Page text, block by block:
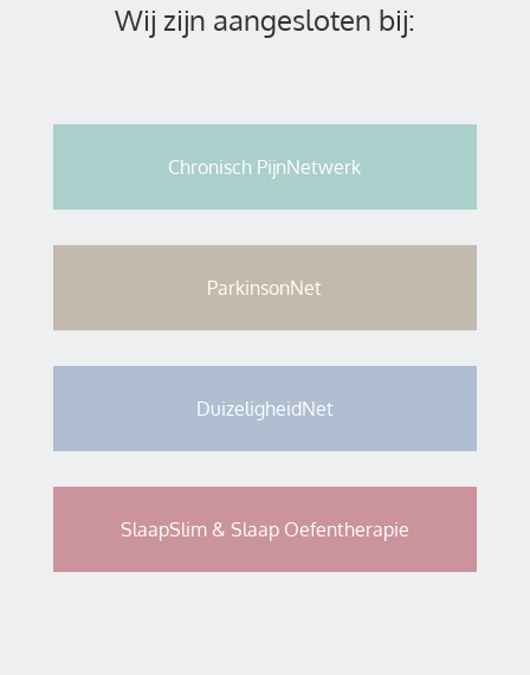
Wij zijn aangesloten bij:
Chronisch PijnNetwerk
ParkinsonNet
DuizeligheidNet
SlaapSlim & Slaap Oefentherapie